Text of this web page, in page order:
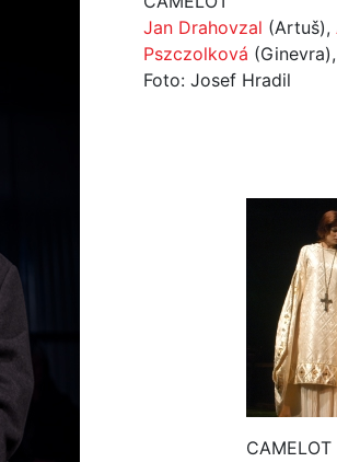
Jan Drahovzal (Artuš),
Pszczolková (Ginevra),
Foto: Josef Hradil
CAMELOT